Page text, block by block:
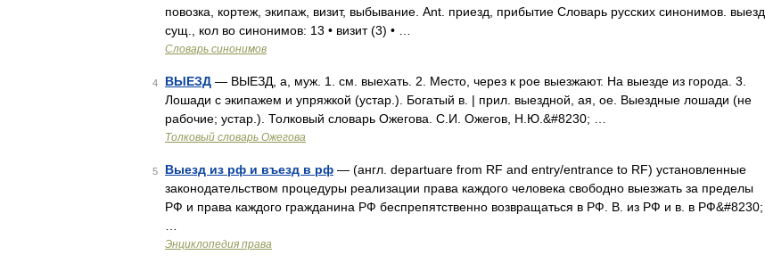
повозка, кортеж, экипаж, визит, выбывание. Ant. приезд, прибытие Словарь русских синонимов. выезд
сущ., кол во синонимов: 13 • визит (3) • …
Словарь синонимов
4 ВЫЕЗД — ВЫЕЗД, а, муж. 1. см. выехать. 2. Место, через к рое выезжают. На выезде из города. 3.
Лошади с экипажем и упряжкой (устар.). Богатый в. | прил. выездной, ая, ое. Выездные лошади (не
рабочие; устар.). Толковый словарь Ожегова. С.И. Ожегов, Н.Ю.&#8230; …
Толковый словарь Ожегова
5 Выезд из рф и въезд в рф — (англ. departuare from RF and entry/entrance to RF) установленные
законодательством процедуры реализации права каждого человека свободно выезжать за пределы
РФ и права каждого гражданина РФ беспрепятственно возвращаться в РФ. В. из РФ и в. в РФ&#8230;
Энциклопедия права